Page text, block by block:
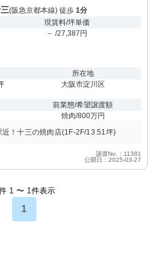
(阪急京都本線) 徒歩 1分
現賃料/坪単価
－ /27,387円
所在地
大阪市淀川区
前業態/希望譲渡額
焼肉/800万円
近！十三の焼肉店(1F-2F/13.51坪)
譲渡No.：11381
公開日：2025-03-27
1 〜 1 件表示
1